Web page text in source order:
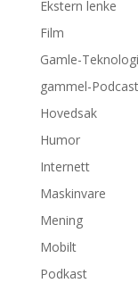
Ekstern lenke
Film
Gamle-
gammel-
Hovedsak
Humor
Internett
Maskinvare
Mening
Mobilt
Podkast